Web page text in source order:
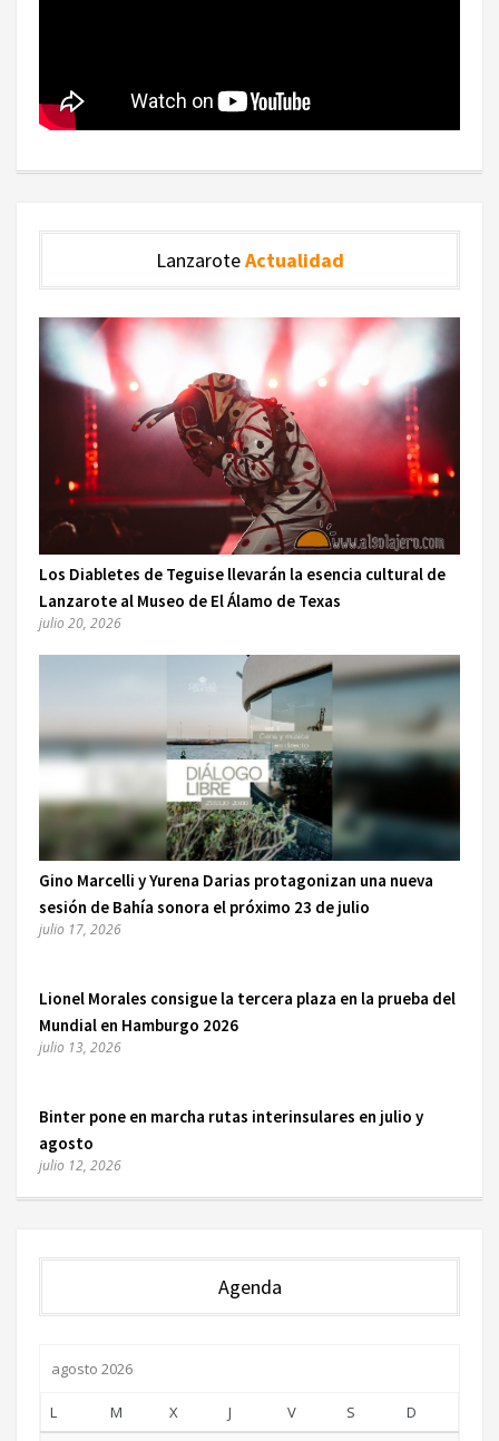
LanzaroteActualidad
Los Diabletes de Teguise llevarán la esencia cultural de
Lanzarote al Museo de El Álamo de Texas
julio 20, 2026
Gino Marcelli y Yurena Darias protagonizan una nueva
sesión de Bahía sonora el próximo 23 de julio
julio 17, 2026
Lionel Morales consigue la tercera plaza en la prueba del
Mundial en Hamburgo 2026
julio 13, 2026
Binter pone en marcha rutas interinsulares en julio y
agosto
julio 12, 2026
Agenda
agosto 2026
L M X J V S
D